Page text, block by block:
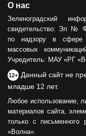
О нас
Зеленоградский
свидетельство: Эл №
по надзору в сфере
массовых
Учредитель: МАУ «РГ
12+ Данный сайт не
младше 12 лет.
Любое использование,
материалов сайта,
только с
«Волна».